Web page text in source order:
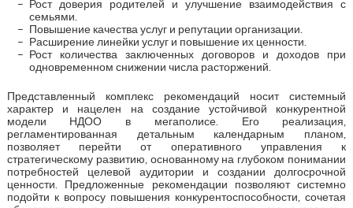
Роcт доверия родителей и улучшение взаимодействия с
семьями.
Повышение качества услуг и репутации организации.
Расширение линейки услуг и повышение их ценности.
Рост количества заключенных договоров и доходов при
одновременном снижении числа расторжений.
Представленный комплекс рекомендаций носит системный
характер и нацелен на создание устойчивой конкурентной
модели НДОО в мегаполисе. Его реализация,
регламентированная детальным календарным планом,
позволяет перейти от оперативного управления к
стратегическому развитию, основанному на глубоком понимании
потребностей целевой аудитории и создании долгосрочной
ценности. Предложенные рекомендации позволяют системно
подойти к вопросу повышения конкурентоспособности, сочетая